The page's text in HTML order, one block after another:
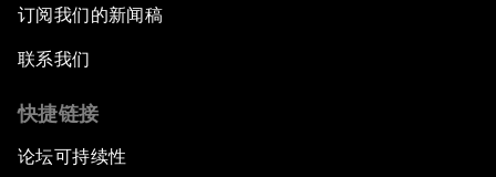
订阅我们的新闻稿
联系我们
快捷链接
论坛可持续性